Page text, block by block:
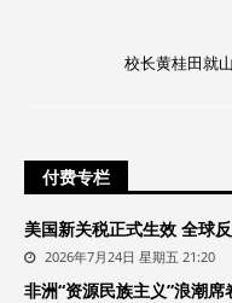
校长黄桂田就
付费专栏
美国新关税正式生效 全球
2026年7月24日 星期五 21:20
非洲“资源民族主义”浪潮